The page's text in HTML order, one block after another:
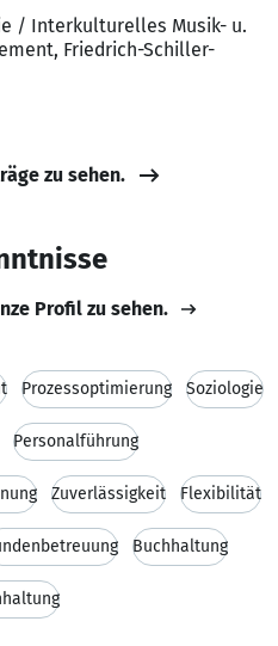
/ Interkulturelles Musik- u.
Friedrich-Schiller-
zu sehen.
Profil zu sehen.
Prozessoptimierung Soziologie
Personalführung
Zuverlässigkeit Flexibilität
Buchhaltung